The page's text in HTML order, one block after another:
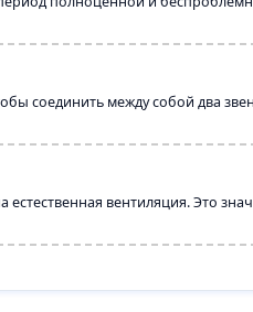
соединить между собой два
вентиляция. Это